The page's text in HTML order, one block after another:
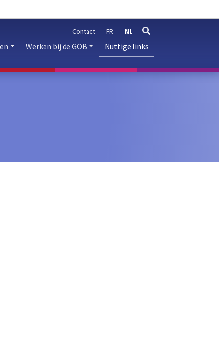
Contact FR NL
Werken bij de GOB Nuttige links